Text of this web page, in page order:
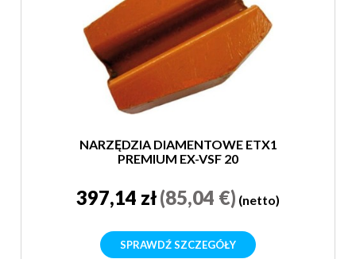
NARZĘDZIA DIAMENTOWE ETX1
PREMIUM EX-VSF 20
397,14 zł(85,04 €) (netto)
SPRAWDŹ SZCZEGÓŁY